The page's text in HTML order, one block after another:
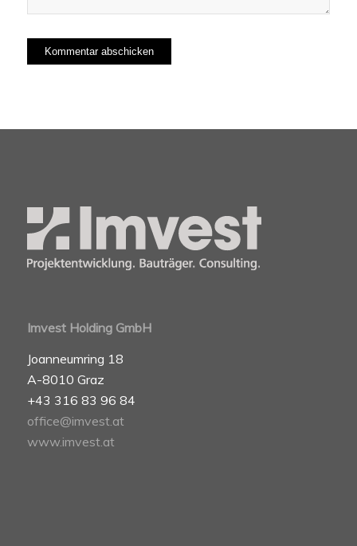
Imvest Holding GmbH
Joanneumring 18
A-8010 Graz
+43 316 83 96 84
office@imvest.at
www.imvest.at